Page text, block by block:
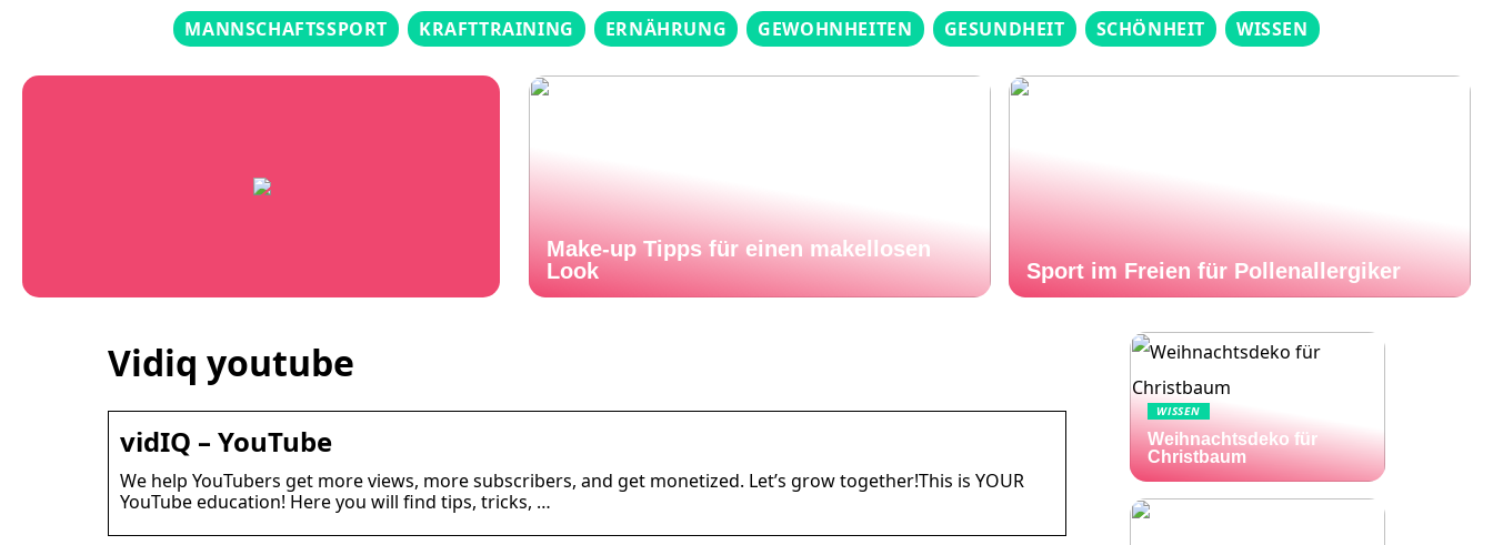
MANNSCHAFTSSPORT KRAFTTRAINING ERNÄHRUNG GEWOHNHEITEN GESUNDHEIT SCHÖNHEIT WISSEN
Make-up Tipps für einen makellosen
Look
Sport im Freien für Pollenallergiker
Vidiq youtube
vidIQ – YouTube
We help YouTubers get more views, more subscribers, and get monetized. Let’s grow together!This is YOUR
YouTube education! Here you will find tips, tricks, …
WISSEN
Weihnachtsdeko für
Christbaum